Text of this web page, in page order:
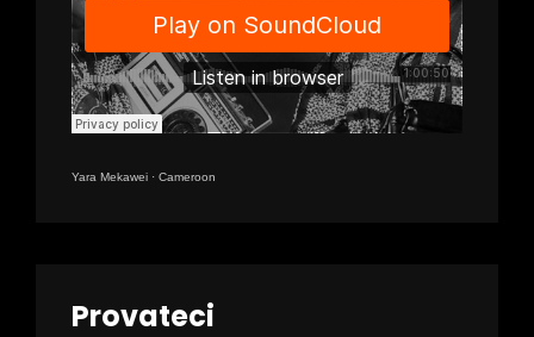
Yara Mekawei · Cameroon
Provateci